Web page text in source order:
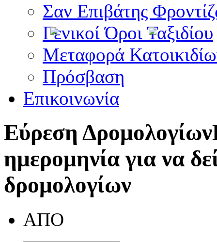
Σαν Επιβάτης
Γενικοί Όροι Ταξιδίου
Μεταφορά
Πρόσβαση
Επικοινωνία
Εύρεση Δρομολογίων
ημερομηνία για να
δρομολογίων
ΑΠΟ